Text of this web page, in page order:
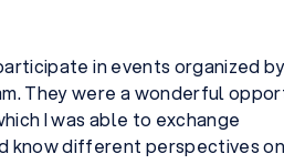
a moment to express our
and dedication shown
our collaboration. As we
received the warmest,